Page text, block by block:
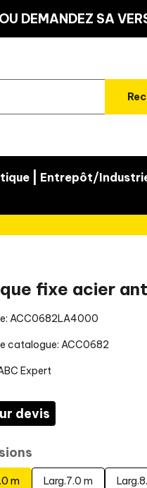
DEMANDEZ SA
Entrepôt/
fixe acier
ACC0682LA4000
catalogue: ACC0682
Expert
devis
m Larg.7.0 m